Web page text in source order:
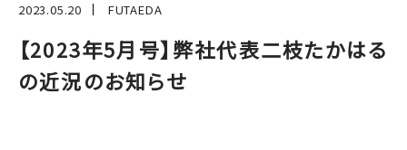
2023.05.20 FUTAEDA
【2023年5月号】弊社代表二枝たかはる
の近況のお知らせ